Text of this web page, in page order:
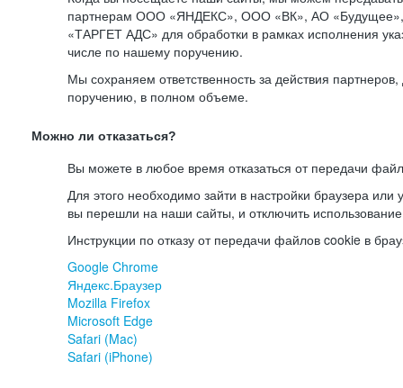
партнерам ООО «ЯНДЕКС», ООО «ВК», АО
«ТАРГЕТ АДС» для обработки в рамках исполнения
числе по нашему поручению.
Мы сохраняем ответственность за действия
поручению, в полном объеме.
Можно ли отказаться?
Вы можете в любое время отказаться от передачи
Для этого необходимо зайти в настройки браузера или
вы перешли на наши сайты, и отключить
Инструкции по отказу от передачи файлов cookie в
Google Chrome
Яндекс.Браузер
Mozilla Firefox
Microsoft Edge
Safari (Mac)
Safari (iPhone)